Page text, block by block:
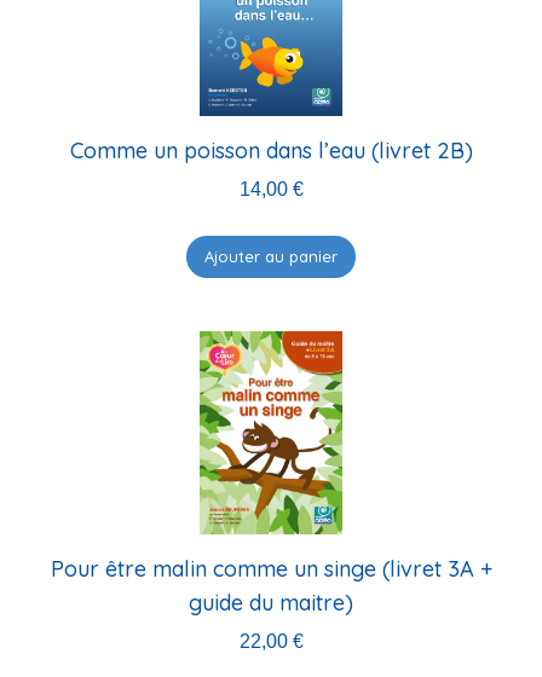
Comme un poisson dans l’eau (livret 2B)
14,00 €
Ajouter au panier
Pour être malin comme un singe (livret 3A +
guide du maitre)
22,00 €